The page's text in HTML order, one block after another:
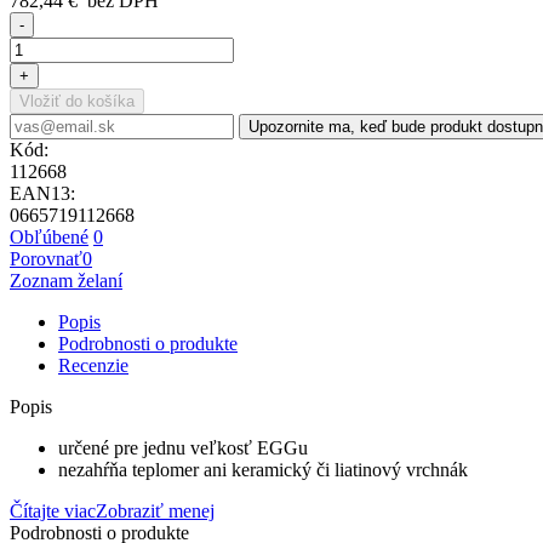
-
+
Vložiť do košíka
Upozornite ma, keď bude produkt
Kód:
112668
EAN13:
0665719112668
Obľúbené 0
Porovnať0
Zoznam želaní
Popis
Podrobnosti o produkte
Recenzie
Popis
určené pre jednu veľkosť EGGu
nezahŕňa teplomer ani keramický či liatinový vrchnák
Čítajte viacZobraziť menej
Podrobnosti o produkte